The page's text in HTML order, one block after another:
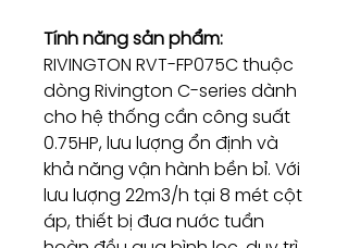
Tính năng sản phẩm:
RIVINGTON RVT-FP075C thuộc
dòng Rivington C-series dành
cho hệ thống cần công suất
0.75HP, lưu lượng ổn định và
khả năng vận hành bền bỉ. Với
lưu lượng 22m3/h tại 8 mét cột
áp, thiết bị đưa nước tuần